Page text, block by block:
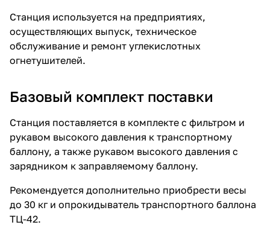
Станция используется на предприятиях,
осуществляющих выпуск, техническое
обслуживание и ремонт углекислотных
огнетушителей.
Базовый комплект поставки
Станция поставляется в комплекте с фильтром и
рукавом высокого давления к транспортному
баллону, а также рукавом высокого давления с
зарядником к заправляемому баллону.
Рекомендуется дополнительно приобрести весы
до 30 кг и опрокидыватель транспортного баллона
ТЦ-42.